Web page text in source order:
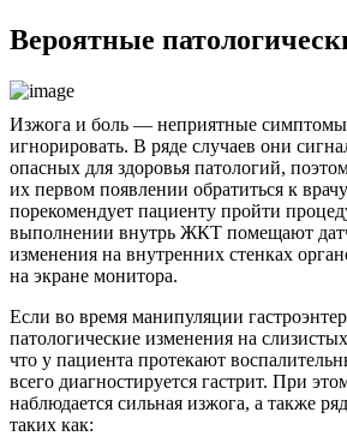
Вероятные
Изжога и боль — неприятные
игнорировать. В ряде случаев они
опасных для здоровья патологий,
их первом появлении обратиться к
порекомендует пациенту пройти
выполнении внутрь ЖКТ помещают
изменения на внутренних стенках
на экране монитора.
Если во время манипуляции
патологические изменения на
что у пациента протекают
всего диагностируется гастрит. При
наблюдается сильная изжога, а также
таких как: